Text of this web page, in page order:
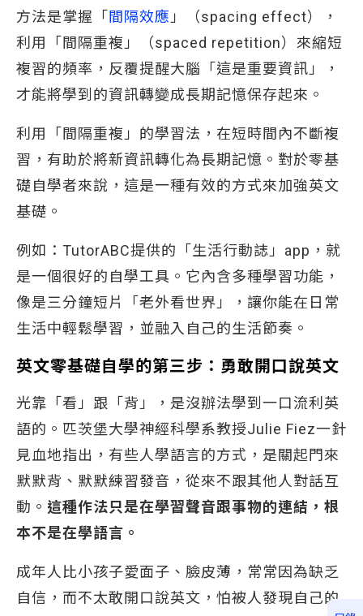
方法是掌握「 間隔效應 」（spacing effect），
利用「間隔重複」（spaced repetition）來縮短
複習的頻率，反覆提醒大腦「這是重要資訊」，
才能將學到的資訊轉變成長期記憶保存起來。
利用「間隔重複」的學習法，在短時間內不斷複
習，有助於將新資訊轉化為長期記憶。對於零基
礎自學者來說，這是一種有效的方式來加強英文
基礎。
例如：TutorABC提供的「生活行動誌」app，就
是一個很好的自學工具。它內含多種學習功能，
像是三分鐘短片「老外看世界」，讓你能在日常
生活中輕鬆學習，並融入自己的生活節奏。
英文零基礎自學的第三步： 勇敢開口說英文
光靠「看」跟「背」，是沒辦法學到一口流利英
語的。匹茨堡大學神經科學系教授Julie Fiez一針
見血地指出，有些人學語言的方式，是關起門來
默默背、默默練習發音，從來不跟其他人對話互
動。 這種作法只是在學習聲音跟事物的連結，根
本不是在學語言。
成年人比小孩子愛面子、臉皮薄，常常因為缺乏
自信，而不太敢開口說英文，怕被人發現自己的